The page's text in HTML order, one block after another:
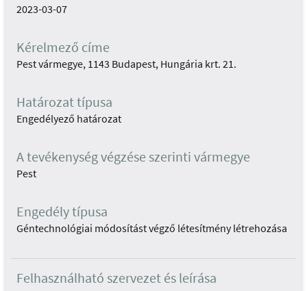
2023-03-07
Kérelmező címe
Pest vármegye, 1143 Budapest, Hungária krt. 21.
Határozat típusa
Engedélyező határozat
A tevékenység végzése szerinti vármegye
Pest
Engedély típusa
Géntechnológiai módosítást végző létesítmény létrehozása
Felhasználható szervezet és leírása